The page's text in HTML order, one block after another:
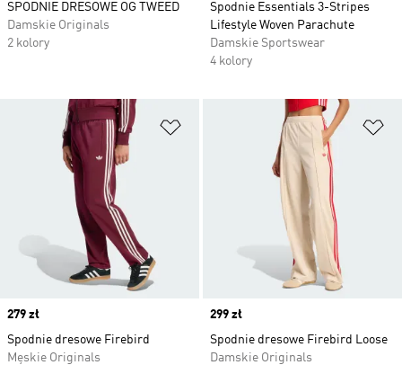
SPODNIE DRESOWE OG TWEED
Damskie Originals
2 kolory
Spodnie Essentials 3-Stripes
Lifestyle Woven Parachute
Damskie Sportswear
4 kolory
Dodaj do listy życzeń
Price
279 zł
Spodnie dresowe Firebird
Męskie Originals
Price
299 zł
Spodnie dresowe Firebird Loose
Damskie Originals